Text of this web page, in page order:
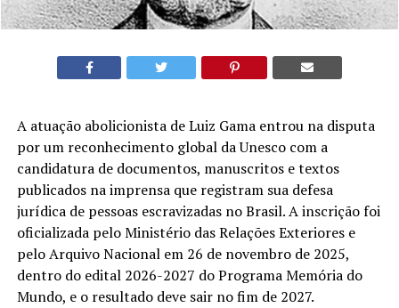
A atuação abolicionista de Luiz Gama entrou na disputa
por um reconhecimento global da Unesco com a
candidatura de documentos, manuscritos e textos
publicados na imprensa que registram sua defesa
jurídica de pessoas escravizadas no Brasil. A inscrição foi
oficializada pelo Ministério das Relações Exteriores e
pelo Arquivo Nacional em 26 de novembro de 2025,
dentro do edital 2026-2027 do Programa Memória do
Mundo, e o resultado deve sair no fim de 2027.